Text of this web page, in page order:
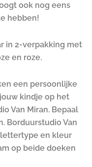
ook nog eens
hebben!
in 2-verpakking met
en roze.
een persoonlijke
kindje op het
Van Miran. Bepaal
Borduurstudio Van
en kleur
op beide doeken